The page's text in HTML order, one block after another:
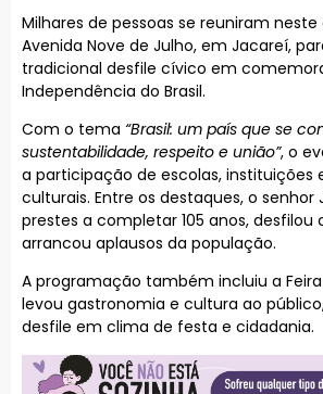
Milhares de pessoas se reuniram
Avenida Nove de Julho, em Jacareí,
tradicional desfile cívico em
Independência do Brasil.
Com o tema “Brasil: um país que se
sustentabilidade, respeito e união”, o
a participação de escolas, instituições
culturais. Entre os destaques, o senhor
prestes a completar 105 anos, desfilou
arrancou aplausos da população.
A programação também incluiu a Feira
levou gastronomia e cultura ao
desfile em clima de festa e cidadania.